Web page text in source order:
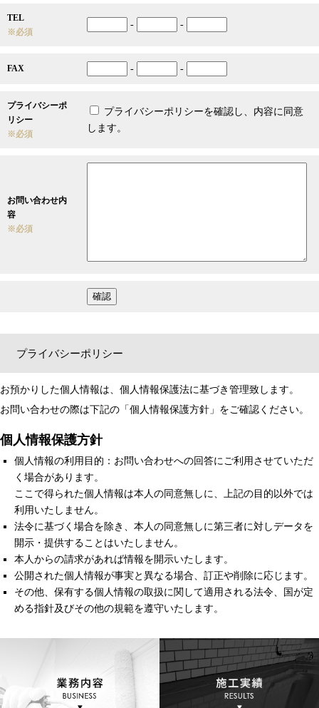
TEL
※必須
- -
FAX - -
プライバシーポ
リシー
※必須
プライバシーポリシーを確認し、内容に同意
します。
お問い合わせ内
容
※必須
プライバシーポリシー
お預かりした個人情報は、個人情報保護法に基づき管理致します。
お問い合わせの際は下記の「個人情報保護方針」をご確認ください。
個人情報保護方針
個人情報の利用目的：お問い合わせへの回答にご利用させていただ
く場合があります。
ここで得られた個人情報は本人の同意無しに、上記の目的以外では
利用いたしません。
法令に基づく場合を除き、本人の同意無しに第三者に対しデータを
開示・提供することはいたしません。
本人からの請求があれば情報を開示いたします。
公開された個人情報が事実と異なる場合、訂正や削除に応じます。
その他、保有する個人情報の取扱に関して適用される法令、国が定
める指針及びその他の規範を遵守いたします。